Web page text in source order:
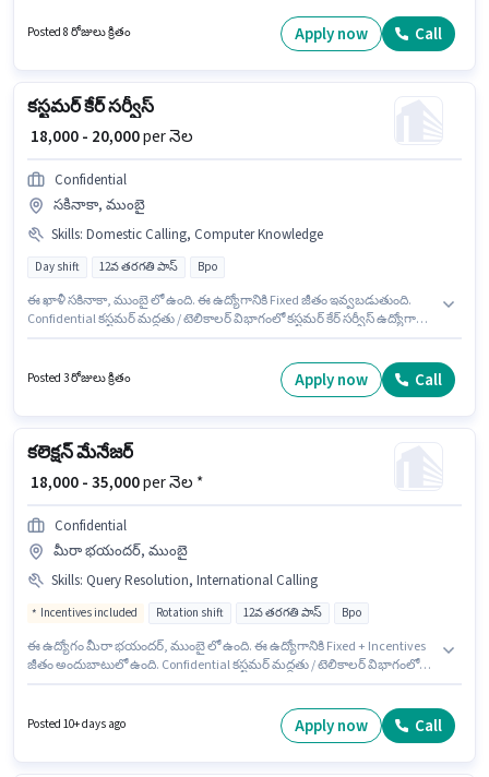
Knowledge, Domestic Calling వంటి నైపుణ్యాలు ఉండాలి. ఈ ఉద్యోగం Full
Time ప్రాతిపదికపై, DAY shift మరియు వారానికి 6 days working ఉన్నాయి. ఈ
Posted 8 రోజులు క్రితం Apply now Call
కస్టమర్ కేర్ సర్వీస్
₹ 18,000 - 20,000per నెల
Confidential
సకినాకా, ముంబై
Skills: Domestic Calling, Computer Knowledge
Day shift 12వ తరగతి పాస్ Bpo
ఈ ఖాళీ సకినాకా, ముంబై లో ఉంది. ఈ ఉద్యోగానికి Fixed జీతం ఇవ్వబడుతుంది.
Confidential కస్టమర్ మద్దతు / టెలికాలర్ విభాగంలో కస్టమర్ కేర్ సర్వీస్ ఉద్యోగానికి
పాస్ డిగ్రీ లేదా సర్టిఫికెట్ కలిగి ఉండాలి. మలయాళం, తెలుగు లో నైపుణ్యం ఉన్నవారికి
Posted 3 రోజులు క్రితం Apply now Call
కలెక్షన్ మేనేజర్
₹ 18,000 - 35,000per నెల *
Confidential
మీరా భయందర్, ముంబై
Skills: Query Resolution, International Calling
Incentives included Rotation shift 12వ తరగతి పాస్ Bpo
ఈ ఉద్యోగం మీరా భయందర్, ముంబై లో ఉంది. ఈ ఉద్యోగానికి Fixed + Incentives
జీతం అందుబాటులో ఉంది. Confidential కస్టమర్ మద్దతు / టెలికాలర్ విభాగంలో
ఉద్యోగం 0 - 6+ ఏళ్లు సంవత్సరాల అనుభవం ఉన్న వారికి కోసం అనుకూలంగా
ఉంటుంది. మీరు నెలకు ₹35000 వరకు సంపాదించవచ్చు. ఈ ఉద్యోగానికి అభ్యర్థి వద్ద
Posted 10+ days ago Apply now Call